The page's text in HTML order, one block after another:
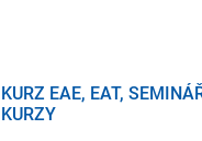
KURZ EAE, EAT,
KURZY